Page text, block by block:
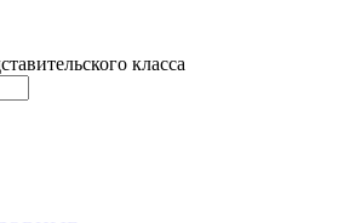
класса